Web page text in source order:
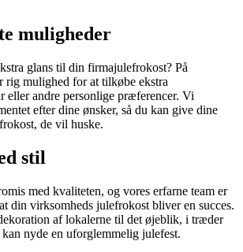
muligheder
glans til din firmajulefrokost? På
rig mulighed for at tilkøbe ekstra
eller andre personlige præferencer. Vi
efter dine ønsker, så du kan give dine
de vil huske.
stil
med kvaliteten, og vores erfarne team er
din virksomheds julefrokost bliver en succes.
af lokalerne til det øjeblik, i træder
nyde en uforglemmelig julefest.